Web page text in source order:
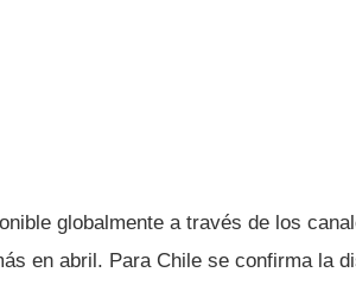
globalmente a través de los
en abril. Para Chile se confirma la